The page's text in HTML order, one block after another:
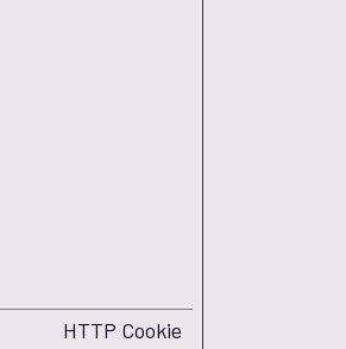
HTTP Cookie